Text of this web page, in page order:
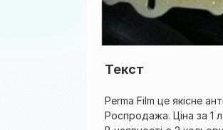
Текст
Perma Film це якісне
Роспродажа. Ціна за 1